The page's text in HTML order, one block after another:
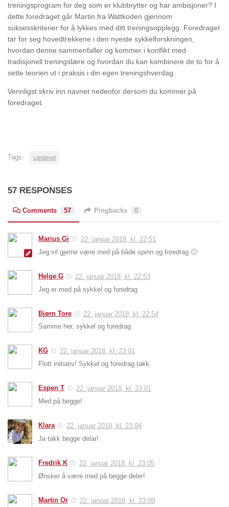
treningsprogram for deg som er klubbrytter og har ambisjoner? I
dette foredraget går Martin fra Wattkoden gjennom
suksesskriterier for å lykkes med ditt treningsopplegg. Foredraget
tar for seg hovedtrekkene i den nyeste sykkelforskningen,
hvordan denne sammenfaller og kommer i konflikt med
tradisjonell treningslære og hvordan du kan kombinere de to for å
sette teorien ut i praksis i din egen treningshverdag.
Vennligst skriv inn navnet nedenfor dersom du kommer på
foredraget.
Tags: Landevei
57 RESPONSES
Comments 57 Pingbacks 0
Marius Gi
22. januar 2018, kl. 22:51
Jeg vil gjerne være med på både spinn og foredrag 🙂
Helge G
22. januar 2018, kl. 22:53
Jeg er med på sykkel og foredrag
Bjørn Tore
22. januar 2018, kl. 22:54
Samme her, sykkel og foredrag
KG
22. januar 2018, kl. 23:01
Flott initiativ! Sykkel og foredrag takk.
Espen T
22. januar 2018, kl. 23:01
Med på begge!
Klara
22. januar 2018, kl. 23:04
Ja takk begge delar!
Fredrik K
22. januar 2018, kl. 23:05
Ønsker å være med på begge deler!
Martin Or 22. januar 2018, kl. 23:09